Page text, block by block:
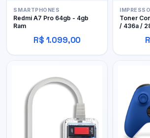
SMARTPHONES
Redmi A7 Pro 64gb - 4gb
Ram
R$ 1.099,00
Toner
/ 436a /